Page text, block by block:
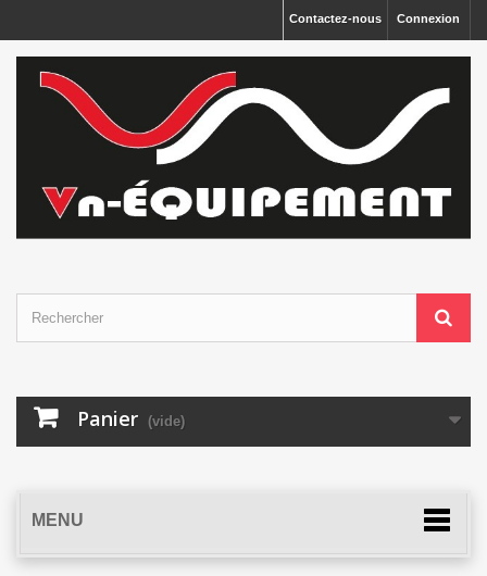
Connexion
Contactez-nous
Panier (vide)
MENU